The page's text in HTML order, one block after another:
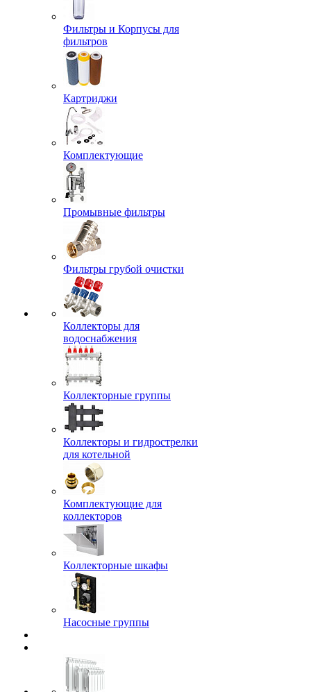
Фильтры и Корпусы для
фильтров
Картриджи
Комплектующие
Промывные фильтры
Фильтры грубой очистки
Коллекторы для
водоснабжения
Коллекторные группы
Коллекторы и гидрострелки
для котельной
Комплектующие для
коллекторов
Коллекторные шкафы
Насосные группы